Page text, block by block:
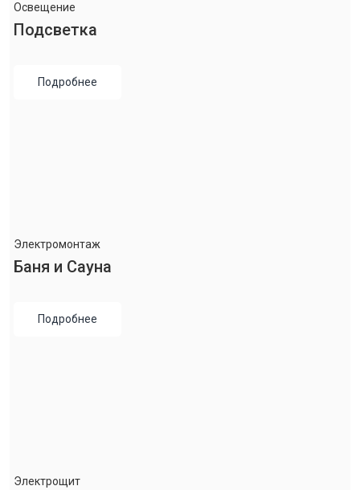
Освещение
Подсветка
Подробнее
Электромонтаж
Баня и Сауна
Подробнее
Электрощит